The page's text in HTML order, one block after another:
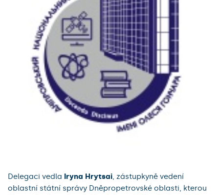
Delegaci vedla Iryna Hrytsai, zástupkyně vedení
oblastní státní správy Dněpropetrovské oblasti, kterou